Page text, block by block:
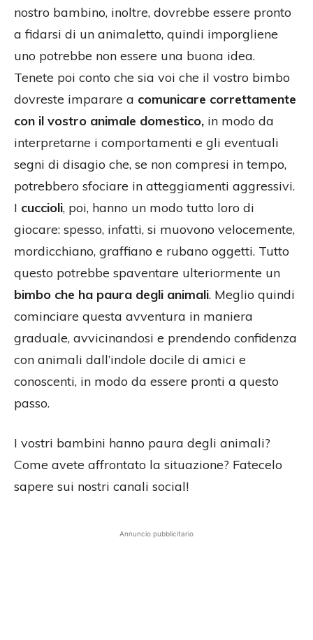
nostro bambino, inoltre, dovrebbe essere pronto
a fidarsi di un animaletto, quindi imporgliene
uno potrebbe non essere una buona idea.
Tenete poi conto che sia voi che il vostro bimbo
dovreste imparare a comunicare correttamente
con il vostro animale domestico, in modo da
interpretarne i comportamenti e gli eventuali
segni di disagio che, se non compresi in tempo,
potrebbero sfociare in atteggiamenti aggressivi.
I cuccioli, poi, hanno un modo tutto loro di
giocare: spesso, infatti, si muovono velocemente,
mordicchiano, graffiano e rubano oggetti. Tutto
questo potrebbe spaventare ulteriormente un
bimbo che ha paura degli animali. Meglio quindi
cominciare questa avventura in maniera
graduale, avvicinandosi e prendendo confidenza
con animali dall’indole docile di amici e
conoscenti, in modo da essere pronti a questo
passo.
I vostri bambini hanno paura degli animali?
Come avete affrontato la situazione? Fatecelo
sapere sui nostri canali social!
Annuncio pubblicitario